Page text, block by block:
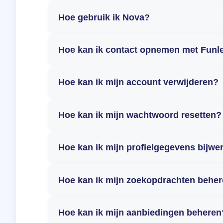
Hoe gebruik ik Nova?
Hoe kan ik contact opnemen met
Hoe kan ik mijn account verwijderen?
Hoe kan ik mijn wachtwoord resetten?
Hoe kan ik mijn profielgegevens
Hoe kan ik mijn zoekopdrachten
Hoe kan ik mijn aanbiedingen